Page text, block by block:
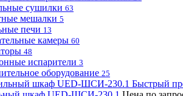
сушилки 63
мешалки 5
печи 13
камеры 60
48
испарители 3
оборудование 25
Быстрый